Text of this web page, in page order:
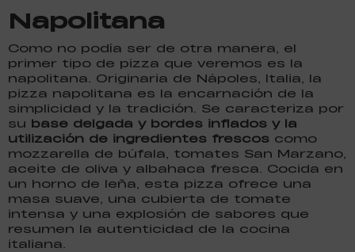
Napolitana
Como no podía ser de otra manera, el
primer tipo de pizza que veremos es la
napolitana. Originaria de Nápoles, Italia, la
pizza napolitana es la encarnación de la
simplicidad y la tradición. Se caracteriza por
su base delgada y bordes inflados y la
utilización de ingredientes frescos como
mozzarella de búfala, tomates San Marzano,
aceite de oliva y albahaca fresca. Cocida en
un horno de leña, esta pizza ofrece una
masa suave, una cubierta de tomate
intensa y una explosión de sabores que
resumen la autenticidad de la cocina
italiana.